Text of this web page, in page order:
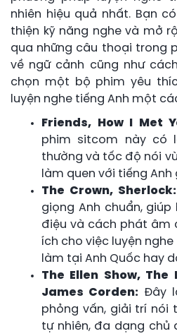
nhiên hiệu quả nhất. Bạn
thiện kỹ năng nghe và mở
qua những câu thoại trong
về ngữ cảnh cũng như
chọn một bộ phim yêu
luyện nghe tiếng Anh một
Friends, How I Met
phim sitcom này có
thường và tốc độ nói
làm quen với tiếng
The Crown, Sherlock:
giọng Anh chuẩn,
điệu và cách phát âm
ích cho việc luyện
làm tại Anh Quốc hay
The Ellen Show,
James Corden:Đây
phỏng vấn, giải trí nói
tự nhiên, đa dạng chủ